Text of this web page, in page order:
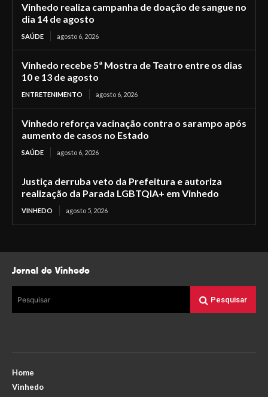
Vinhedo realiza campanha de doação de sangue no
dia 14 de agosto
SAÚDE agosto 6, 2026
Vinhedo recebe 5ª Mostra de Teatro entre os dias
10 e 13 de agosto
ENTRETENIMENTO agosto 6, 2026
Vinhedo reforça vacinação contra o sarampo após
aumento de casos no Estado
SAÚDE agosto 6, 2026
Justiça derruba veto da Prefeitura e autoriza
realização da Parada LGBTQIA+ em Vinhedo
VINHEDO agosto 5, 2026
Jornal de Vinhedo
Pesquisar Pesquisar
Home
Vinhedo